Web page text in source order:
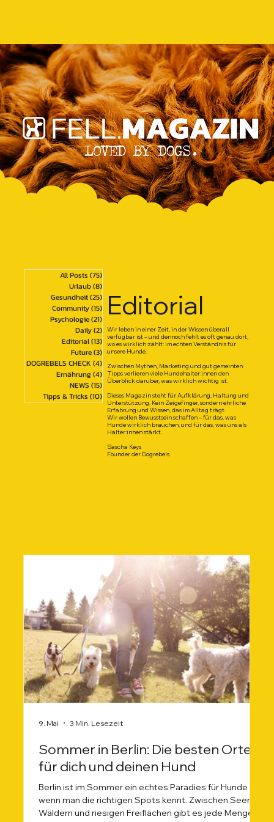
All Posts (75)
Urlaub(8)
Gesundheit(25) 25 Beiträge
Community(15) 15 Beiträge
Psychologie(21)
Daily(2) 2 Beiträge
Editorial(13) 13 Beiträge
Future(3) 3 Beiträge
DOGREBELS CHECK (4) 4 Beiträge
Ernährung(4) 4 Beiträge
NEWS (15) 15 Beiträge
Tipps & Tricks (10) 10 Beiträge
Editorial
Wir leben in einer Zeit, in der Wissen überall
verfügbar ist – und dennoch fehlt es oft genau dort,
wo es wirklich zählt: im echten Verständnis für
unsere Hunde.
Zwischen Mythen, Marketing und gut gemeinten
Tipps verlieren viele Hundehalter:innen den
Überblick darüber, was wirklich wichtig ist.
Dieses Magazin steht für Aufklärung, Haltung und
Unterstützung. Kein Zeigefinger, sondern ehrliche
Erfahrung und Wissen, das im Alltag trägt.
Wir wollen Bewusstsein schaffen – für das, was
Hunde wirklich brauchen, und für das, was uns als
Halter:innen stärkt.
Sascha Keys
Founder der Dogrebels
Sommer in Berlin: Die besten Orte
für dich und deinen Hund
Berlin ist im Sommer ein echtes Paradies für Hunde –
wenn man die richtigen Spots kennt. Zwischen Seen,
Wäldern und riesigen Freiflächen gibt es jede Menge
9. Mai 3 Min. Lesezeit